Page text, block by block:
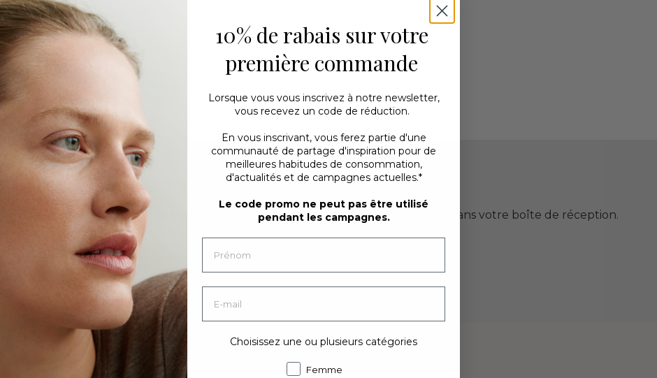
dernières promotions et réductions surFacebook.
-10 % de réduction sur votre première commande
En même temps, vous recevez des actualités et de l'inspiration directement dans votre boîte de réception.
Inscription
10% de rabais sur votre
première commande
Lorsque vous vous inscrivez à notre newsletter,
vous recevez un code de réduction.
En vous inscrivant, vous ferez partie d'une
communauté de partage d'inspiration pour de
meilleures habitudes de consommation,
d'actualités et de campagnes actuelles.*
Le code promo ne peut pas être utilisé
pendant les campagnes.
Choisissez une ou plusieurs catégories
Femme